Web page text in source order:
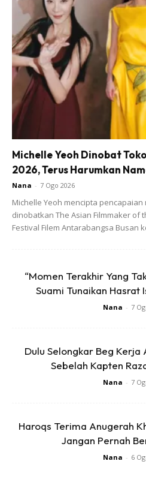
perkahwinan Fadhil Aman
sekitar majlis perkahwinan
Azzuan dan Syahiera Sabri ini.
Rata-rata terhibur dengan
Michelle Yeoh Dinobat
2026, Terus Harumkan
Nana - 7 Ogo 2026
Michelle Yeoh mencipta
dinobatkan The Asian Filmmaker of
Festival Filem Antarabangsa Busan
“Momen Terakhir Yang
Suami Tunaikan
Nana - 7
Dulu Selongkar Beg Kerja
Sebelah Kapten
Nana - 7
Haroqs Terima Anugerah
Jangan Pernah
Nana - 6